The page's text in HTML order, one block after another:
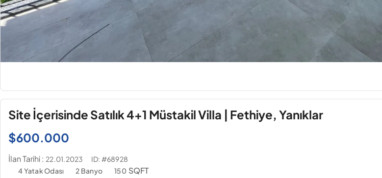
Site İçerisinde Satılık 4+1 Müstakil Villa | Fethiye, Yanıklar
$600.000
İlan Tarihi : 22.01.2023
ID: #68928
4 Yatak Odası
2 Banyo 150 SQFT